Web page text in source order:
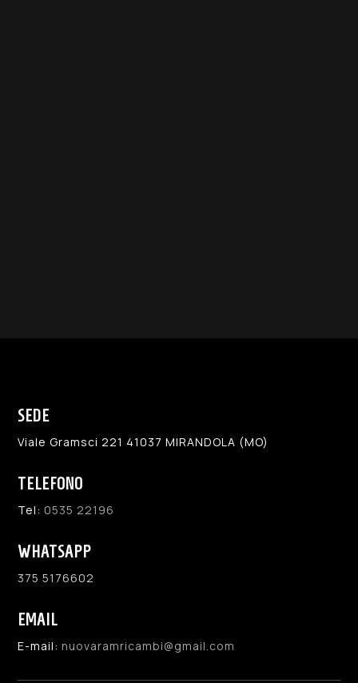
SEDE
Viale Gramsci 221 41037 MIRANDOLA (MO)
TELEFONO
Tel: 0535 22196
WHATSAPP
375 5176602
EMAIL
E-mail: nuovaramricambi@gmail.com